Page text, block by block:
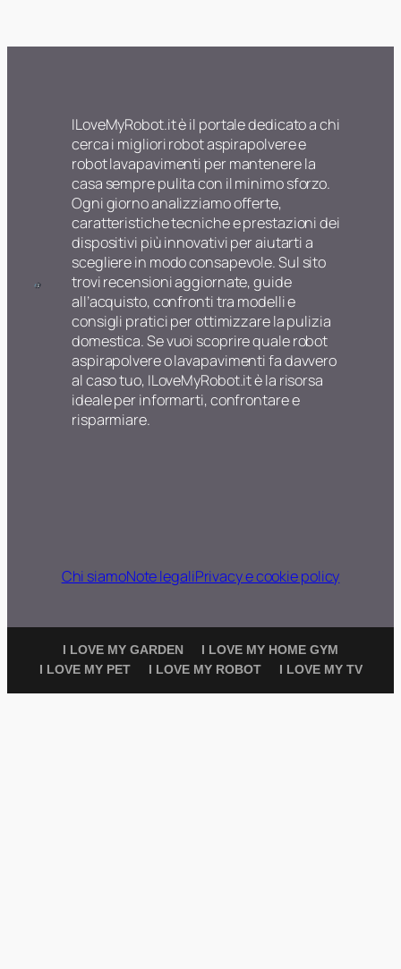
ILoveMyRobot.it è il portale dedicato a chi
cerca i migliori robot aspirapolvere e
robot lavapavimenti per mantenere la
casa sempre pulita con il minimo sforzo.
Ogni giorno analizziamo offerte,
caratteristiche tecniche e prestazioni dei
dispositivi più innovativi per aiutarti a
scegliere in modo consapevole. Sul sito
trovi recensioni aggiornate, guide
all’acquisto, confronti tra modelli e
consigli pratici per ottimizzare la pulizia
domestica. Se vuoi scoprire quale robot
aspirapolvere o lavapavimenti fa davvero
al caso tuo, ILoveMyRobot.it è la risorsa
ideale per informarti, confrontare e
risparmiare.
Chi siamoNote legaliPrivacy e cookie policy
I LOVE MY GARDEN
I LOVE MY HOME GYM
I LOVE MY PET
I LOVE MY ROBOT I LOVE MY TV